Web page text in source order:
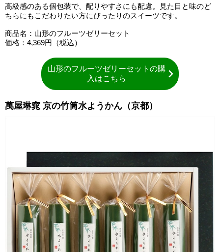
高級感のある個包装で、配りやすさにも配慮。見た目と味のど
ちらにもこだわりたい方にぴったりのスイーツです。
商品名：山形のフルーツゼリーセット
価格：4,369円（税込）
山形のフルーツゼリーセットの購
入はこちら
萬屋琳窕 京の竹筒水ようかん（京都）